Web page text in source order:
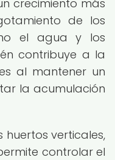
crecimiento más
de los
el agua y los
contribuye a la
al mantener un
la acumulación
huertos verticales,
controlar el